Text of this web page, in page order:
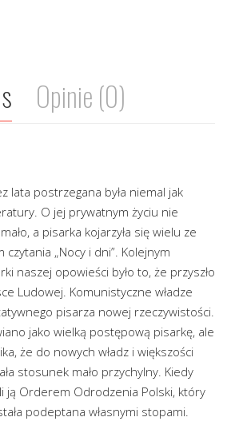
Opinie (0)
lata postrzegana była niemal jak
O jej prywatnym życiu nie
a pisarka kojarzyła się wielu ze
„Nocy i dni”. Kolejnym
naszej opowieści było to, że przyszło
Ludowej. Komunistyczne władze
pisarza nowej rzeczywistości.
jako wielką postępową pisarkę, ale
że do nowych władz i większości
stosunek mało przychylny. Kiedy
ją Orderem Odrodzenia Polski, który
podeptana własnymi stopami.